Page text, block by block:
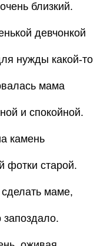
близкий.
девчонкой
нужды какой-то
мама
и спокойной.
камень
фотки старой.
маме,
запоздало.